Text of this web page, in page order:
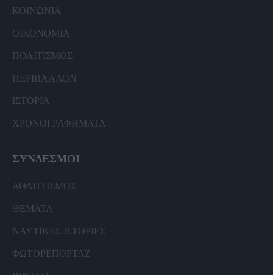
ΚΟΙΝΩΝΙΑ
ΟΙΚΟΝΟΜΙΑ
ΠΟΛΙΤΙΣΜΟΣ
ΠΕΡΙΒΑΛΛΟΝ
ΙΣΤΟΡΙΑ
ΧΡΟΝΟΓΡΑΦΗΜΑΤΑ
ΣΥΝΔΕΣΜΟΙ
ΑΘΛΗΤΙΣΜΟΣ
ΘΕΜΑΤΑ
ΝΑΥΤΙΚΕΣ ΙΣΤΟΡΙΕΣ
ΦΩΤΟΡΕΠΟΡΤΑΖ